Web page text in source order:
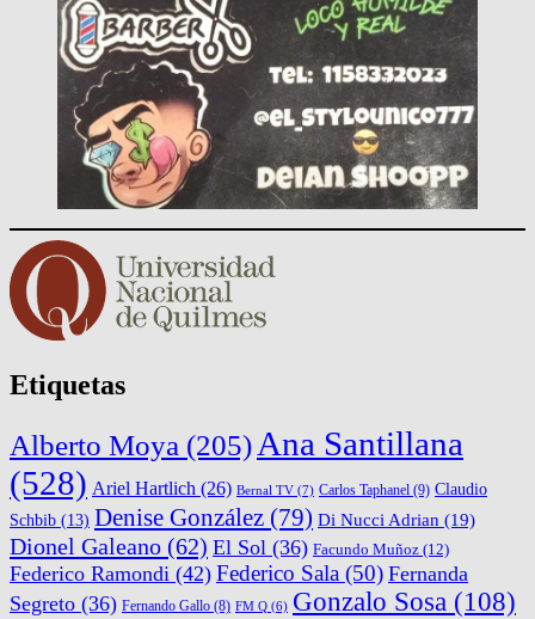
Etiquetas
Alberto Moya (205)Ana Santillana
(528) Ariel Hartlich (26) Bernal TV (7) Carlos Taphanel (9) Claudio
Schbib (13) Denise González (79) Di Nucci Adrian (19)
Dionel Galeano (62) El Sol (36) Facundo Muñoz (12)
Federico Ramondi (42) Federico Sala (50) Fernanda
Segreto (36) Fernando Gallo (8) FM Q (6) Gonzalo Sosa (108)